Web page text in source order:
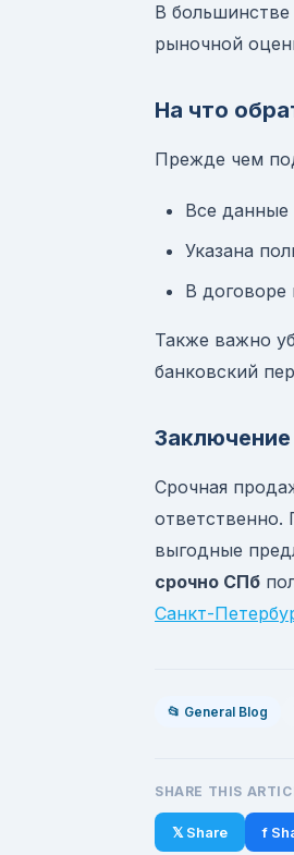
В большинстве
рыночной
На что
Прежде чем
Все данные
Указана
В договоре
Также важно
банковский
Заключение
Срочная
ответственно.
выгодные
срочно СПб
Санкт-
📂 General Blog
SHARE THIS
𝕏 Share f